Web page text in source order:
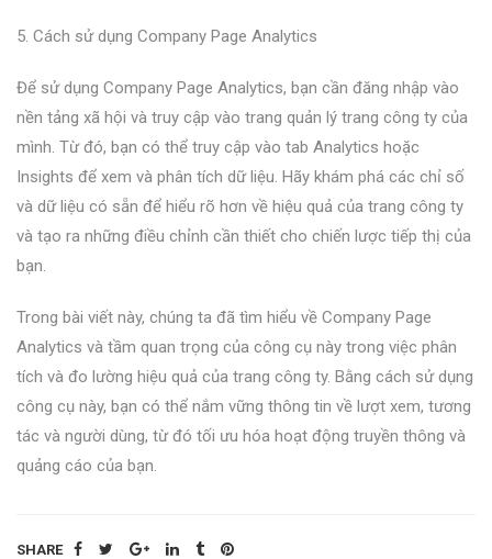
5. Cách sử dụng Company Page Analytics
Để sử dụng Company Page Analytics, bạn cần đăng nhập vào
nền tảng xã hội và truy cập vào trang quản lý trang công ty của
mình. Từ đó, bạn có thể truy cập vào tab Analytics hoặc
Insights để xem và phân tích dữ liệu. Hãy khám phá các chỉ số
và dữ liệu có sẵn để hiểu rõ hơn về hiệu quả của trang công ty
và tạo ra những điều chỉnh cần thiết cho chiến lược tiếp thị của
bạn.
Trong bài viết này, chúng ta đã tìm hiểu về Company Page
Analytics và tầm quan trọng của công cụ này trong việc phân
tích và đo lường hiệu quả của trang công ty. Bằng cách sử dụng
công cụ này, bạn có thể nắm vững thông tin về lượt xem, tương
tác và người dùng, từ đó tối ưu hóa hoạt động truyền thông và
quảng cáo của bạn.
SHARE